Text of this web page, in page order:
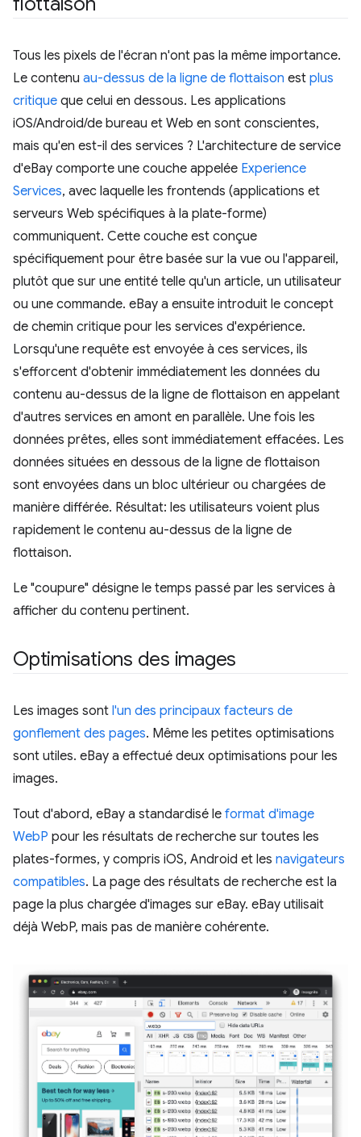
Tous les pixels de l'écran n'ont pas la même importance.
Le contenu au-dessus de la ligne de flottaison est plus
critique que celui en dessous. Les applications
iOS/Android/de bureau et Web en sont conscientes,
mais qu'en est-il des services ? L'architecture de service
d'eBay comporte une couche appelée Experience
Services, avec laquelle les frontends (applications et
serveurs Web spécifiques à la plate-forme)
communiquent. Cette couche est conçue
spécifiquement pour être basée sur la vue ou l'appareil,
plutôt que sur une entité telle qu'un article, un utilisateur
ou une commande. eBay a ensuite introduit le concept
de chemin critique pour les services d'expérience.
Lorsqu'une requête est envoyée à ces services, ils
s'efforcent d'obtenir immédiatement les données du
contenu au-dessus de la ligne de flottaison en appelant
d'autres services en amont en parallèle. Une fois les
données prêtes, elles sont immédiatement effacées. Les
données situées en dessous de la ligne de flottaison
sont envoyées dans un bloc ultérieur ou chargées de
manière différée. Résultat: les utilisateurs voient plus
rapidement le contenu au-dessus de la ligne de
flottaison.
Le "coupure" désigne le temps passé par les services à
afficher du contenu pertinent.
Optimisations des images
Les images sont l'un des principaux facteurs de
gonflement des pages. Même les petites optimisations
sont utiles. eBay a effectué deux optimisations pour les
images.
Tout d'abord, eBay a standardisé le format d'image
WebP pour les résultats de recherche sur toutes les
plates-formes, y compris iOS, Android et les navigateurs
compatibles. La page des résultats de recherche est la
page la plus chargée d'images sur eBay. eBay utilisait
déjà WebP, mais pas de manière cohérente.